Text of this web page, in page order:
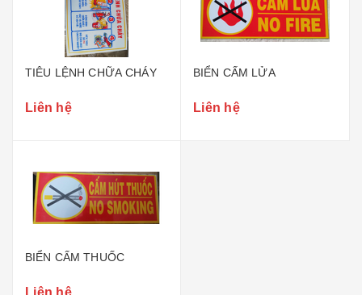
TIÊU LỆNH CHỮA CHÁY
Liên hệ
BIỂN CẤM LỬA
Liên hệ
BIỂN CẤM THUỐC
Liên hệ